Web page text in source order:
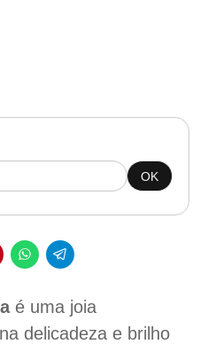
OK
é uma joia
delicadeza e brilho